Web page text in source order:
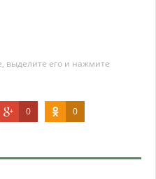
выделите его и нажмите
0 0